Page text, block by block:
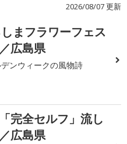
2026/08/07 更新
まフラワーフェス
広島県
ンウィークの風物詩
完全セルフ」流し
広島県